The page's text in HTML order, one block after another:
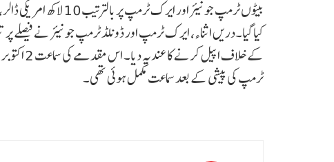
کیا گیا۔دریں اثناء، ایرک ٹرمپ اور ڈونلڈ ٹرمپ جونیئر نے
ٹرمپ کی پیشی کے بعد سماعت مکمل ہوئی تھی۔